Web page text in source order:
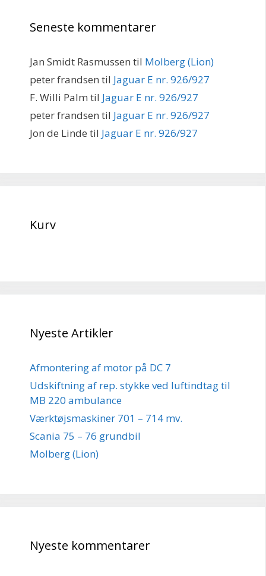
Seneste kommentarer
Jan Smidt Rasmussen til Molberg (Lion)
peter frandsen til Jaguar E nr. 926/927
F. Willi Palm til Jaguar E nr. 926/927
peter frandsen til Jaguar E nr. 926/927
Jon de Linde til Jaguar E nr. 926/927
Kurv
Nyeste Artikler
Afmontering af motor på DC 7
Udskiftning af rep. stykke ved luftindtag til
MB 220 ambulance
Værktøjsmaskiner 701 – 714 mv.
Scania 75 – 76 grundbil
Molberg (Lion)
Nyeste kommentarer